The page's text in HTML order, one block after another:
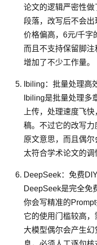
论文的逻辑严密性
段落，改写后不会
价格偏高，6元/千字
而且不支持保留脚注
增加了不少工作量。
Ibiling：批量处理高
Ibiling是批量处理多
上传，处理速度飞
稿。不过它的改写
原文意思，而且偶
太符合学术论文的调
DeepSeek：免费
DeepSeek是完全免
你会写精准的
它的使用门槛较高，
大模型偶尔会产生